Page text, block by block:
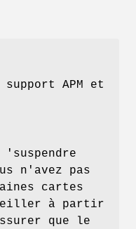
APM et
n'avez pas
cartes
à partir
que le